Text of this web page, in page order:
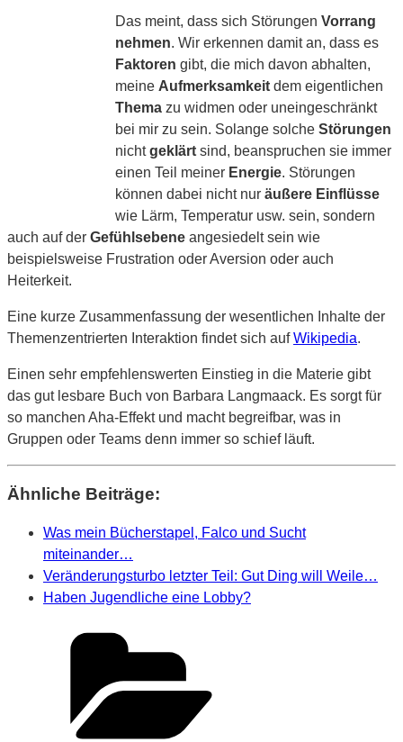
Das meint, dass sich Störungen Vorrang
nehmen. Wir erkennen damit an, dass es
Faktoren gibt, die mich davon abhalten,
meine Aufmerksamkeit dem eigentlichen
Thema zu widmen oder uneingeschränkt
bei mir zu sein. Solange solche Störungen
nichtgeklärt sind, beanspruchen sie immer
einen Teil meiner Energie. Störungen
können dabei nicht nur äußere Einflüsse
wie Lärm, Temperatur usw. sein, sondern
auch auf der Gefühlsebene angesiedelt sein wie
beispielsweise Frustration oder Aversion oder auch
Heiterkeit.
Eine kurze Zusammenfassung der wesentlichen Inhalte der
Themenzentrierten Interaktion findet sich aufWikipedia.
Einen sehr empfehlenswerten Einstieg in die Materie gibt
das gut lesbare Buch von Barbara Langmaack. Es sorgt für
so manchen Aha-Effekt und macht begreifbar, was in
Gruppen oder Teams denn immer so schief läuft.
Ähnliche Beiträge:
Was mein Bücherstapel, Falco und Sucht
miteinander…
Veränderungsturbo letzter Teil: Gut Ding will Weile…
Haben Jugendliche eine Lobby?